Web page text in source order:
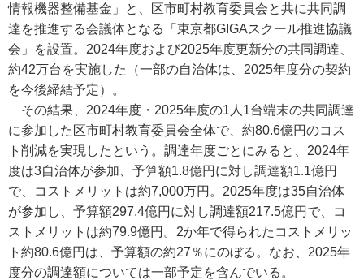
情報機器整備基金」と、区市町村教育委員会と共に共同調
達を推進する会議体となる「東京都GIGAスクール推進協議
会」を設置。2024年度および2025年度更新分の共同調達、
約42万台を実施した（一部の自治体は、2025年度分の契約
を今後締結予定）。
その結果、2024年度・2025年度の1人1台端末の共同調達
に参加した区市町村教育委員会全体で、約80.6億円のコス
ト削減を実現したという。調達年度ごとにみると、2024年
度は3自治体が参加、予算額1.8億円に対し調達額1.1億円
で、コストメリットは約7,000万円。2025年度は35自治体
が参加し、予算額297.4億円に対し調達額217.5億円で、コ
ストメリットは約79.9億円。2か年で得られたコストメリッ
ト約80.6億円は、予算額の約27％にのぼる。なお、2025年
度分の調達額については一部予定を含んでいる。